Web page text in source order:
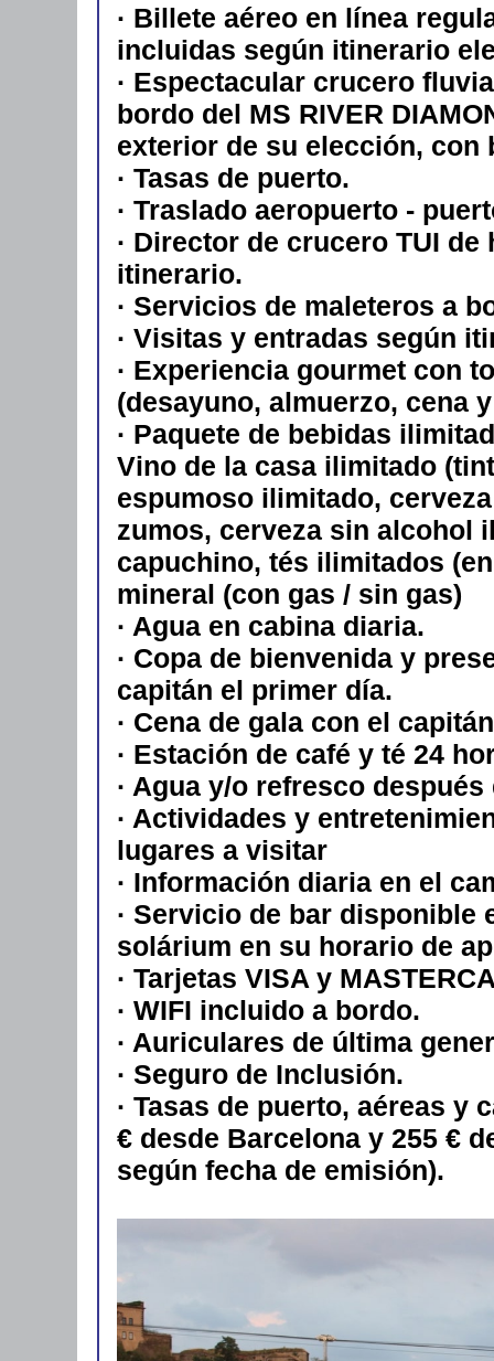
· Billete aéreo en línea
incluidas según itinerario
· Espectacular crucero
bordo del MS RIVER
exterior de su elección, con
· Tasas de puerto.
· Traslado aeropuerto -
· Director de crucero TUI
itinerario.
· Servicios de maleteros a
· Visitas y entradas según
· Experiencia gourmet con
(desayuno, almuerzo, cena
· Paquete de bebidas
Vino de la casa ilimitado
espumoso ilimitado,
zumos, cerveza sin alcohol
capuchino, tés ilimitados
mineral (con gas / sin gas)
· Agua en cabina diaria.
· Copa de bienvenida y
capitán el primer día.
· Cena de gala con el
· Estación de café y té 24
· Agua y/o refresco
· Actividades y
lugares a visitar
· Información diaria en el
· Servicio de bar disponible
solárium en su horario de
· Tarjetas VISA y
· WIFI incluido a bordo.
· Auriculares de última
· Seguro de Inclusión.
· Tasas de puerto, aéreas y
€ desde Barcelona y 255 €
según fecha de emisión).